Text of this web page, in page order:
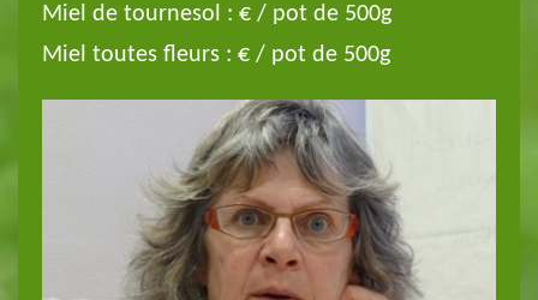
Miel de tournesol : € / pot de 500g
Miel toutes fleurs : € / pot de 500g